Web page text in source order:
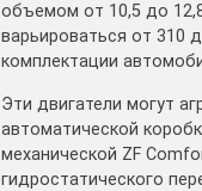
объемом от 10,5 до
варьироваться от 310
комплектации
Эти двигатели могут
автоматической
механической ZF
гидростатического